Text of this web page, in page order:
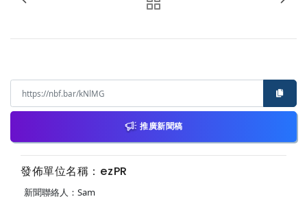
推廣新聞稿
發佈單位名稱：ezPR
新聞聯絡人：Sam